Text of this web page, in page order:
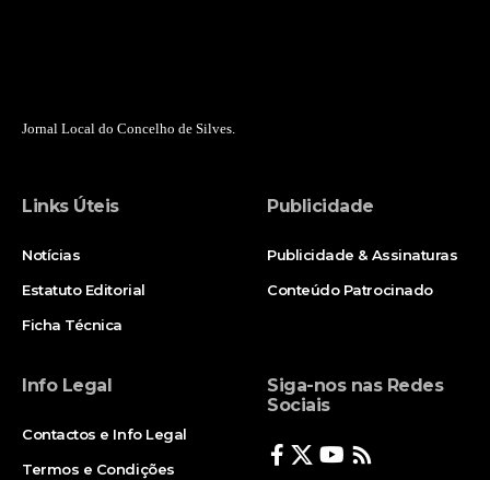
Jornal Local do Concelho de Silves.
Links Úteis
Notícias
Estatuto Editorial
Ficha Técnica
Publicidade
Publicidade & Assinaturas
Conteúdo Patrocinado
Info Legal
Contactos e Info Legal
Termos e Condições
Siga-nos nas Redes
Sociais